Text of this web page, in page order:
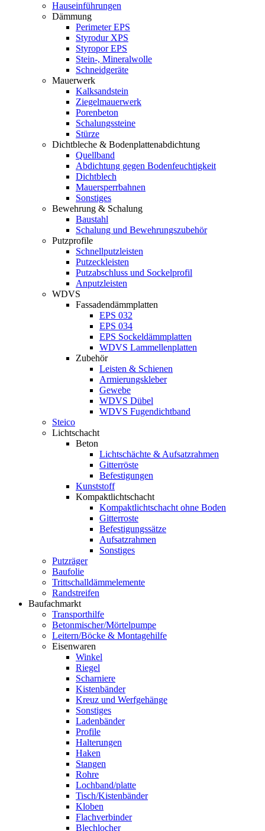
Hauseinführungen
Dämmung
Perimeter EPS
Styrodur XPS
Styropor EPS
Stein-, Mineralwolle
Schneidgeräte
Mauerwerk
Kalksandstein
Ziegelmauerwerk
Porenbeton
Schalungssteine
Stürze
Dichtbleche & Bodenplattenabdichtung
Quellband
Abdichtung gegen Bodenfeuchtigkeit
Dichtblech
Mauersperrbahnen
Sonstiges
Bewehrung & Schalung
Baustahl
Schalung und Bewehrungszubehör
Putzprofile
Schnellputzleisten
Putzeckleisten
Putzabschluss und Sockelprofil
Anputzleisten
WDVS
Fassadendämmplatten
EPS 032
EPS 034
EPS Sockeldämmplatten
WDVS Lammellenplatten
Zubehör
Leisten & Schienen
Armierungskleber
Gewebe
WDVS Dübel
WDVS Fugendichtband
Steico
Lichtschacht
Beton
Lichtschächte & Aufsatzrahmen
Gitterröste
Befestigungen
Kunststoff
Kompaktlichtschacht
Kompaktlichtschacht ohne Boden
Gitterroste
Befestigungssätze
Aufsatzrahmen
Sonstiges
Putzräger
Baufolie
Trittschalldämmelemente
Randstreifen
Baufachmarkt
Transporthilfe
Betonmischer/Mörtelpumpe
Leitern/Böcke & Montagehilfe
Eisenwaren
Winkel
Riegel
Scharniere
Kistenbänder
Kreuz und Werfgehänge
Sonstiges
Ladenbänder
Profile
Halterungen
Haken
Stangen
Rohre
Lochband/platte
Tisch/Kistenbänder
Kloben
Flachverbinder
Blechlocher